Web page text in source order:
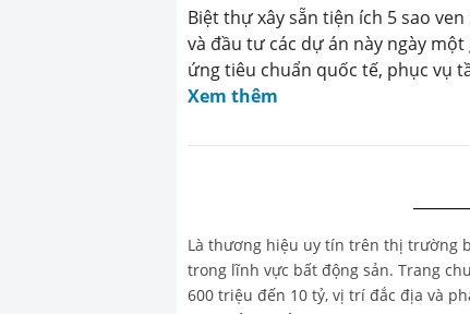
Biệt thự xây sẵn tiện ích 5 sao
và đầu tư các dự án này ngày
ứng tiêu chuẩn quốc tế, phục vụ
Xem thêm
Là thương hiệu uy tín trên thị trường
trong lĩnh vực bất động sản. Trang
600 triệu đến 10 tỷ, vị trí đắc địa và